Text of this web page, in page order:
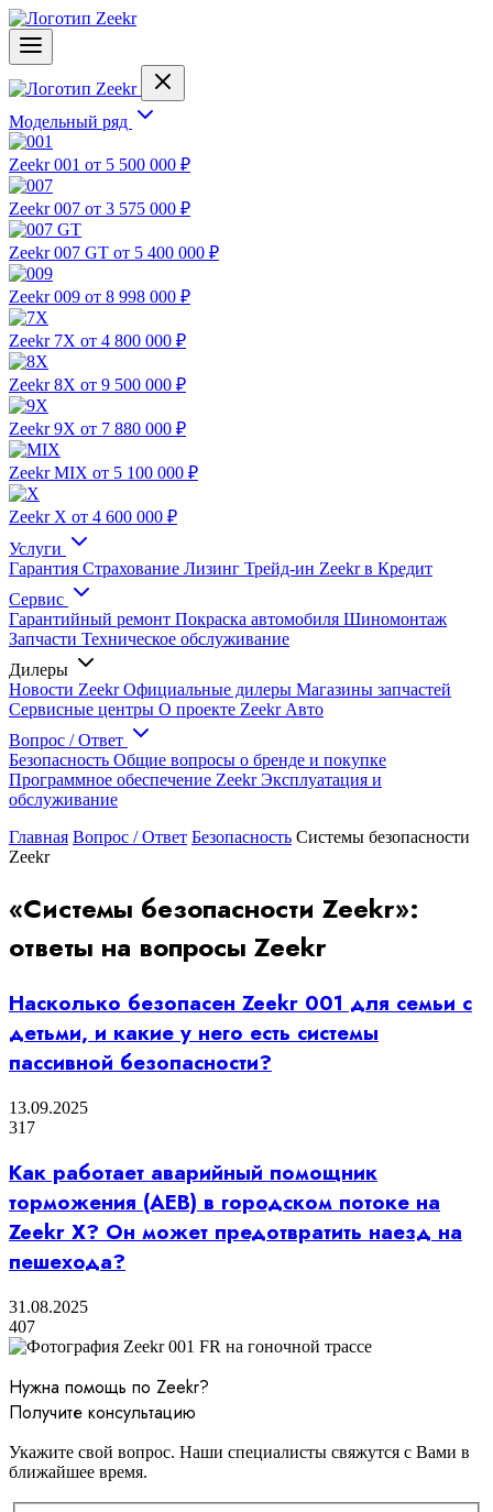
Модельный ряд
Zeekr 001 от 5 500 000 ₽
Zeekr 007 от 3 575 000 ₽
Zeekr 007 GT от 5 400 000 ₽
Zeekr 009 от 8 998 000 ₽
Zeekr 7X от 4 800 000 ₽
Zeekr 8X от 9 500 000 ₽
Zeekr 9X от 7 880 000 ₽
Zeekr MIX от 5 100 000 ₽
Zeekr X от 4 600 000 ₽
Услуги
Гарантия Страхование Лизинг Трейд-ин Zeekr в Кредит
Сервис
Гарантийный ремонт Покраска автомобиля Шиномонтаж
Запчасти Техническое обслуживание
Дилеры
Новости ZeekrОфициальные дилеры Магазины запчастей
Сервисные центры О проекте Zeekr Авто
Вопрос / Ответ
Безопасность Общие вопросы о бренде и покупке
Программное обеспечение ZeekrЭксплуатация и
обслуживание
Главная Вопрос / Ответ Безопасность Системы безопасности
Zeekr
«Системы безопасности Zeekr»:
ответы на вопросы Zeekr
Насколько безопасен Zeekr 001 для семьи с
детьми, и какие у него есть системы
пассивной безопасности?
13.09.2025
317
Как работает аварийный помощник
торможения (AEB) в городском потоке на
Zeekr X? Он может предотвратить наезд на
пешехода?
31.08.2025
407
Нужна помощь по Zeekr?
Получите консультацию
Укажите свой вопрос. Наши специалисты свяжутся с Вами в
ближайшее время.